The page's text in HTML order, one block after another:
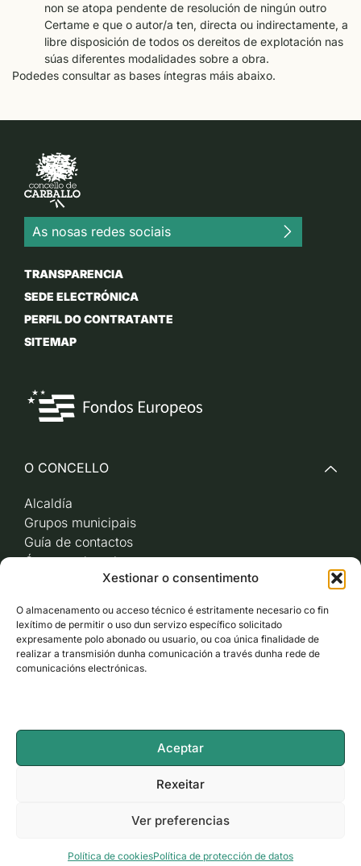
Xestionar o consentimento
O almacenamento ou acceso técnico é estritamente necesario co fin
lexítimo de permitir o uso dun servizo específico solicitado
expresamente polo abonado ou usuario, ou coa única finalidade de
realizar a transmisión dunha comunicación a través dunha rede de
comunicacións electrónicas.
Aceptar
Rexeitar
Ver preferencias
Política de cookiesPolítica de protección de datos
non se atopa pendente de resolución de ningún outro
Certame e que o autor/a ten, directa ou indirectamente, a
libre disposición de todos os dereitos de explotación nas
súas diferentes modalidades sobre a obra.
Podedes consultar as bases íntegras máis abaixo.
As nosas redes sociais
TRANSPARENCIA
SEDE ELECTRÓNICA
PERFIL DO CONTRATANTE
SITEMAP
O CONCELLO
Alcaldía
Grupos municipais
Guía de contactos
Órganos de goberno
Acceso a videoactas
xunta de goberno local
Imaxe corporativa
CARBALLO AO DÍA